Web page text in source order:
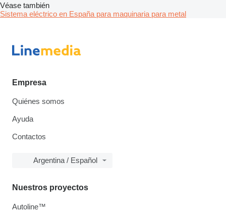
Véase también
Sistema eléctrico en España para maquinaria para metal
Empresa
Quiénes somos
Ayuda
Contactos
Argentina / Español
Nuestros proyectos
Autoline™